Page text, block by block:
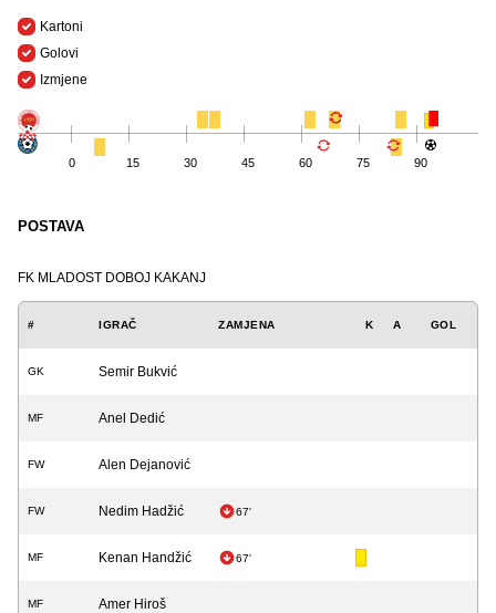
Kartoni
Golovi
Izmjene
0 15 30 45 60 75 90
POSTAVA
FK MLADOST DOBOJ KAKANJ
# IGRAČ ZAMJENA K A GOL
GK Semir Bukvić
MF Anel Dedić
FW Alen Dejanović
FW Nedim Hadžić 67'
MF Kenan Handžić 67'
MF Amer Hiroš